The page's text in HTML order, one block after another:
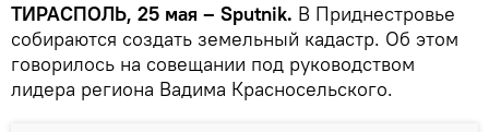
ТИРАСПОЛЬ, 25 мая – Sputnik. В Приднестровье
собираются создать земельный кадастр. Об этом
говорилось на совещании под руководством
лидера региона Вадима Красносельского.